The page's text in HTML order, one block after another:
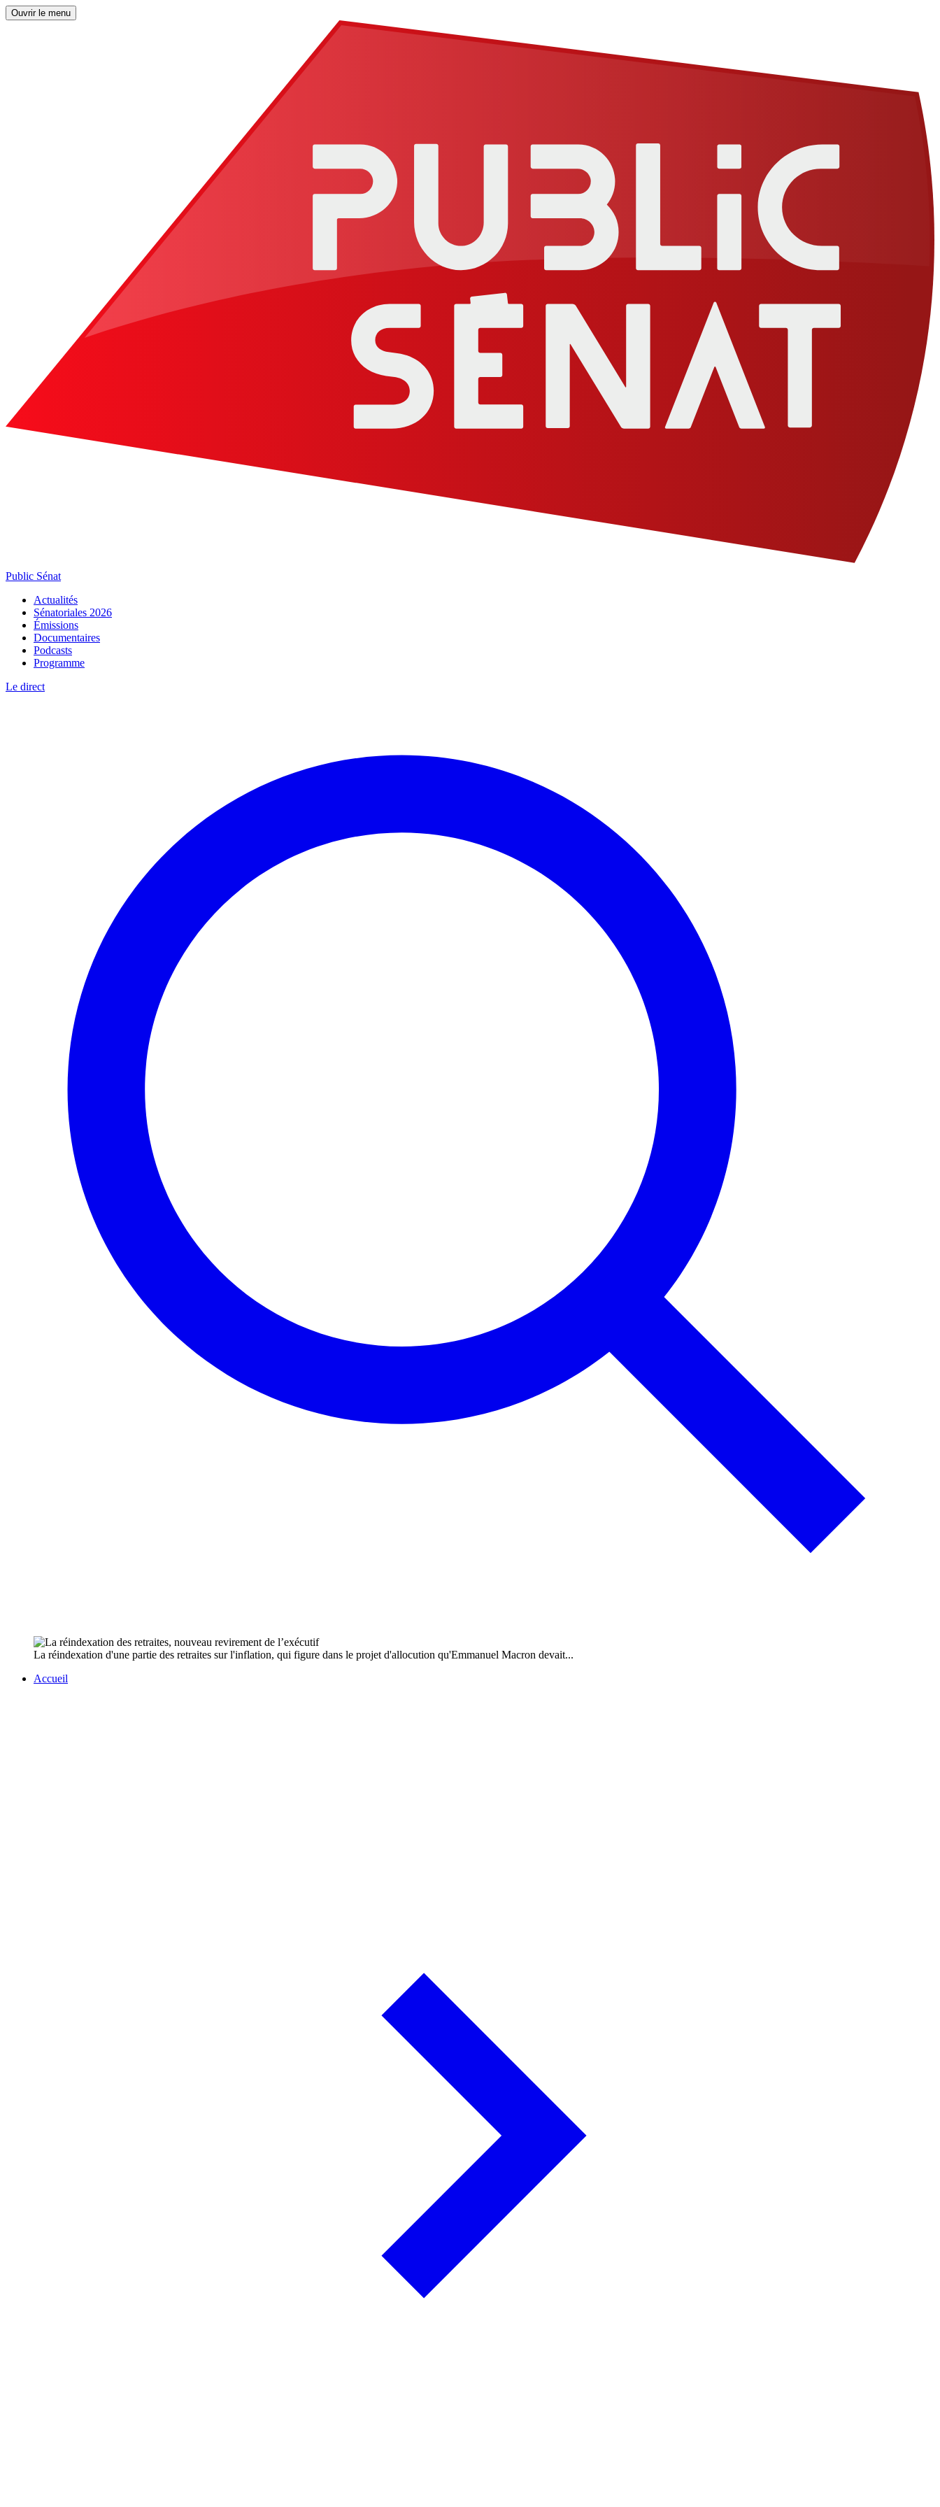
Ouvrir le menu
Public Sénat
Actualités
Sénatoriales 2026
Émissions
Documentaires
Podcasts
Programme
Le direct
La réindexation d'une partie des retraites sur l'inflation, qui figure dans le projet d'allocution qu'Emmanuel Macron devait...
Accueil